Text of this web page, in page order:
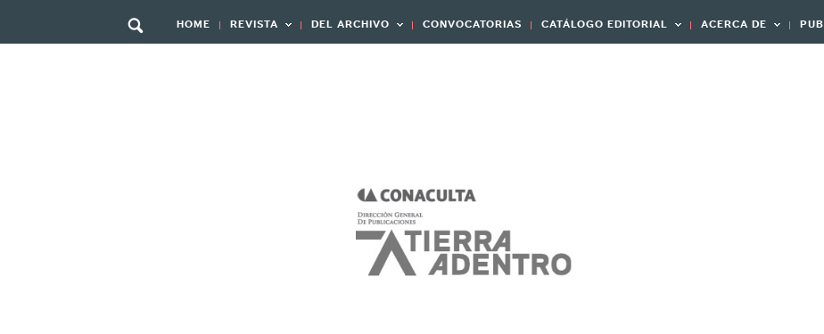
HOME REVISTA DEL ARCHIVO CONVOCATORIAS CATÁLOGO EDITORIAL ACERCA DE